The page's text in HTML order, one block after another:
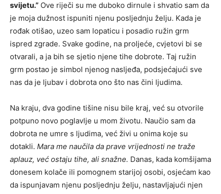
svijetu.” Ove riječi su me duboko dirnule i shvatio sam da
je moja dužnost ispuniti njenu posljednju želju. Kada je
rođak otišao, uzeo sam lopaticu i posadio ružin grm
ispred zgrade. Svake godine, na proljeće, cvjetovi bi se
otvarali, a ja bih se sjetio njene tihe dobrote. Taj ružin
grm postao je simbol njenog nasljeđa, podsjećajući sve
nas da je ljubav i dobrota ono što nas čini ljudima.
Na kraju, dva godine tišine nisu bile kraj, već su otvorile
potpuno novo poglavlje u mom životu. Naučio sam da
dobrota ne umre s ljudima, već živi u onima koje su
dotakli. Mara me naučila da prave vrijednosti ne traže
aplauz, već ostaju tihe, ali snažne. Danas, kada komšijama
donesem kolače ili pomognem starijoj osobi, osjećam kao
da ispunjavam njenu posljednju želju, nastavljajući njen